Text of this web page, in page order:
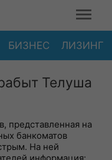
БИЗНЕС ЛИЗИНГ
Телуша
представленная на
банкоматов
На ней